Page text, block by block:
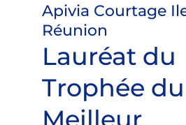
Apivia Courtage
Réunion
Lauréat du
Trophée du
Meilleur